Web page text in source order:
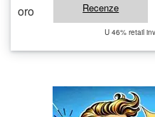
Recenze
U 46% retail